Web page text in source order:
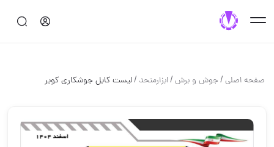
صفحه اصلی/جوش و برش/ابزارمتحد /لیست کابل جوشکاری کویر